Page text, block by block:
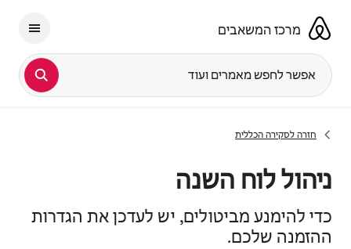
מרכז המשאבים
אפשר לחפש מאמרים ועוד
חזרה לסקירה הכללית
ניהול לוח השנה
כדי להימנע מביטולים, יש לעדכן את הגדרות
ההזמנה שלכם.